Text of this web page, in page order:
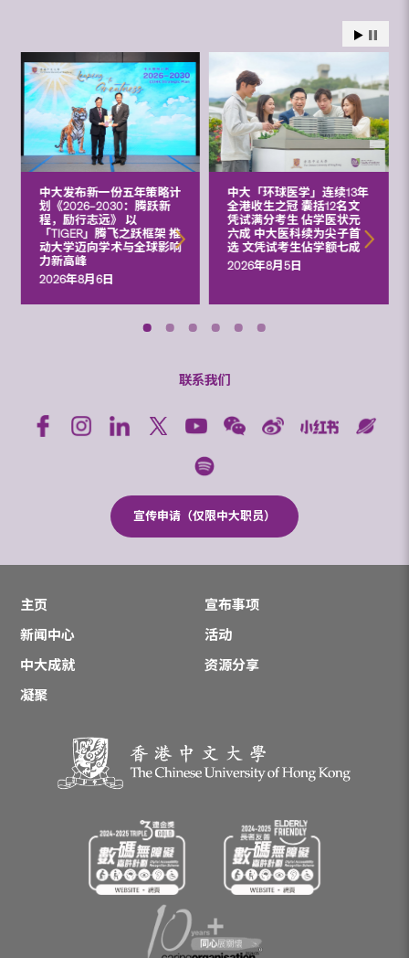
中大发布新一份五年策略计
划《2026‒2030：腾跃新
程，励行志远》 以
「TIGER」腾飞之跃框架 推
动大学迈向学术与全球影响
力新高峰
2026年8月6日
中大「环球医学」连续13年
全港收生之冠 囊括12名文
凭试满分考生 佔学医状元
六成 中大医科续为尖子首
选 文凭试考生佔学额七成
2026年8月5日
联系我们
宣传申请（仅限中大职员）
主页
宣布事项
新闻中心
活动
中大成就
资源分享
凝聚